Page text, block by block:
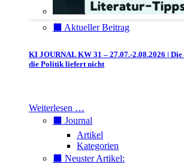
⬛️ Aktueller Beitrag
KI JOURNAL KW 31 – 27.07.-2.08.2026 |
die Politik liefert nicht
Weiterlesen …
⬛️ Journal
Artikel
Kategorien
⬛️ Neuster Artikel: